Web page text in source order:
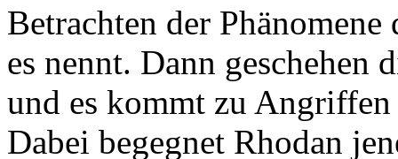
Betrachten der
es nennt. Dann geschehen
und es kommt zu
Dabei begegnet Rhodan